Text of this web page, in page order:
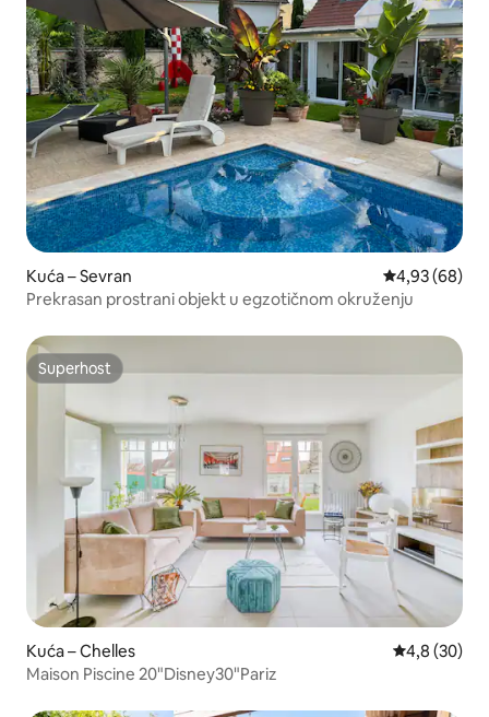
Kuća – Sevran Prosječna
4,93 (68)
Prekrasan prostrani objekt u egzotičnom okruženju
Superhost
Superhost
Kuća – Chelles Prosječna
4,8 (30)
Maison Piscine 20"Disney30"Pariz